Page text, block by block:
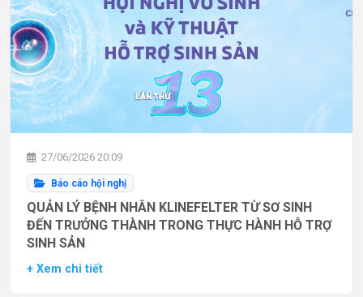
27/06/2026 20:09
Báo cáo hội nghị
QUẢN LÝ BỆNH NHÂN KLINEFELTER TỪ SƠ SINH
ĐẾN TRƯỞNG THÀNH TRONG THỰC HÀNH HỖ TRỢ
SINH SẢN
+ Xem chi tiết